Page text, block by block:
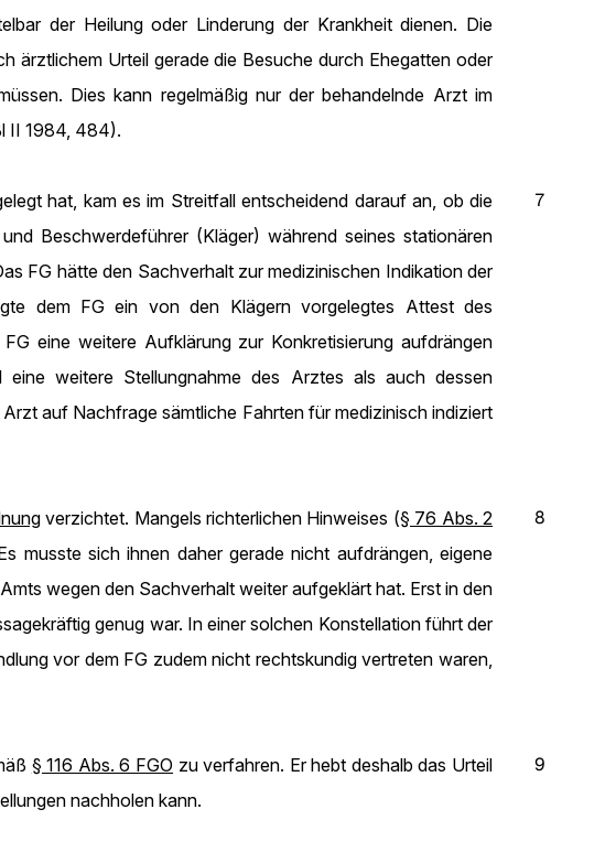
der Heilung oder Linderung der Krankheit dienen. Die
ärztlichem Urteil gerade die Besuche durch Ehegatten oder
Dies kann regelmäßig nur der behandelnde Arzt im
II 1984, 484).
7
hat, kam es im Streitfall entscheidend darauf an, ob die
Beschwerdeführer (Kläger) während seines stationären
FG hätte den Sachverhalt zur medizinischen Indikation der
dem FG ein von den Klägern vorgelegtes Attest des
eine weitere Aufklärung zur Konkretisierung aufdrängen
weitere Stellungnahme des Arztes als auch dessen
auf Nachfrage sämtliche Fahrten für medizinisch indiziert
8
verzichtet. Mangels richterlichen Hinweises (§ 76 Abs. 2
musste sich ihnen daher gerade nicht aufdrängen, eigene
wegen den Sachverhalt weiter aufgeklärt hat. Erst in den
genug war. In einer solchen Konstellation führt der
vor dem FG zudem nicht rechtskundig vertreten waren,
9
§ 116 Abs. 6 FGO zu verfahren. Er hebt deshalb das Urteil
nachholen kann.